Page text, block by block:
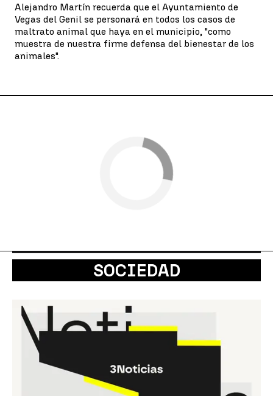
Alejandro Martín recuerda que el Ayuntamiento de
Vegas del Genil se personará en todos los casos de
maltrato animal que haya en el municipio, "como
muestra de nuestra firme defensa del bienestar de los
animales".
SOCIEDAD